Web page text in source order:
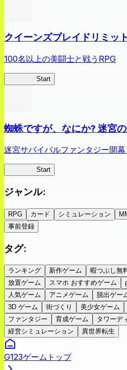
クイーンズブレイドリミッ
100名以上の美闘士と戦うRPG
Start
蜘蛛ですが、なにか? 迷宮
迷宮サバイバルファンタジー開幕
Start
ジャンル:
RPG カード シミュレーション
事前登録
タグ:
ランキング 新作ゲーム 暇つぶし無
放置ゲーム
スマホ おすすめゲーム
人気ゲーム
アニメゲーム 脱出ゲー
3D ゲーム
街づくり 美少女ゲーム
ファンタジー
育成ゲーム
タワーデ
経営シミュレーション
異世界転生
G123ゲームトップ